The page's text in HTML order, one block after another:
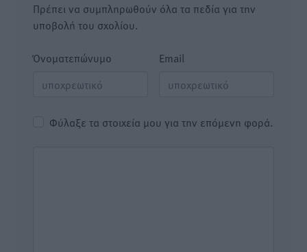
Πρέπει να συμπληρωθούν όλα τα πεδία για την
υποβολή του σχολίου.
Όνοματεπώνυμο Email
Φύλαξε τα στοιχεία μου για την επόμενη φορά.